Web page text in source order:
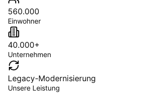
560.000
Einwohner
40.000+
Unternehmen
Legacy-Modernisierung
Unsere Leistung